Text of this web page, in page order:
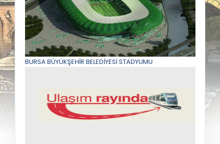
BURSA BÜYÜKŞEHİR BELEDİYESİ STADYUMU